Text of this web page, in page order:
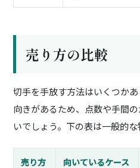
売り方の比較
切手を手放す方法はいくつか
向きがあるため、点数や手間
いでしょう。下の表は一般的な
売り方 向いているケース